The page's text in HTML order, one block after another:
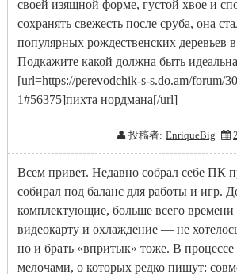
своей изящной форме, густой хвое и
сохранять свежесть после сруба, она
популярных рождественских деревьев
Подкажите какой должна быть
[url=https://perevodchik-s-s.do.am/forum/
1#56375]пихта нордмана[/url]
投稿者: EnriqueBig
Всем привет. Недавно собрал себе ПК
собирал под баланс для работы и игр.
комплектующие, больше всего
видеокарту и охлаждение — не
но и брать «впритык» тоже. В процессе
мелочами, о которых редко пишут: